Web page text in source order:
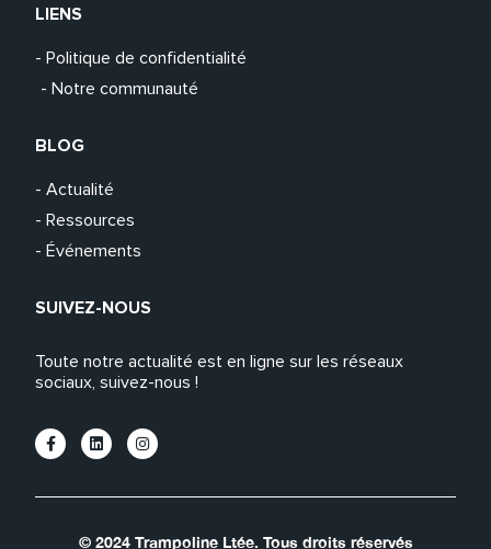
LIENS
- Politique de confidentialité
- Notre communauté
BLOG
- Actualité
- Ressources
- Événements
SUIVEZ-NOUS
Toute notre actualité est en ligne sur les réseaux
sociaux, suivez-nous !
© 2024 Trampoline Ltée. Tous droits réservés